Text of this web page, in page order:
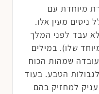
מיוחדת עם
מעין אלו.
עבד לפני המלך
שלו). במילים
שמהות הכוח
הטבע. בעוד
למחזיק בהם